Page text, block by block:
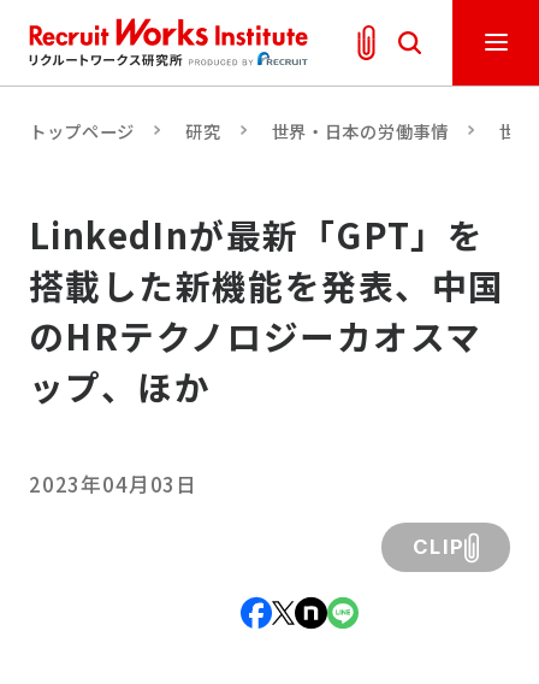
トップページ 研究 世界・日本の労働事情 世
LinkedInが最新「GPT」を
搭載した新機能を発表、中国
のHRテクノロジーカオスマ
ップ、ほか
2023年04月03日
CLIP